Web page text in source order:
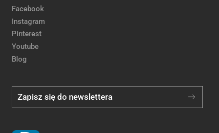
Facebook
Instagram
Pinterest
Youtube
Blog
Zapisz się do newslettera